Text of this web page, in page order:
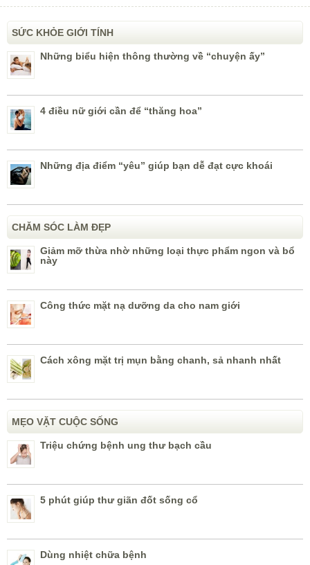
SỨC KHỎE GIỚI TÍNH
Những biểu hiện thông thường về “chuyện ấy”
4 điều nữ giới cần để “thăng hoa”
Những địa điểm “yêu” giúp bạn dễ đạt cực khoái
CHĂM SÓC LÀM ĐẸP
Giảm mỡ thừa nhờ những loại thực phẩm ngon và bổ
này
Công thức mặt nạ dưỡng da cho nam giới
Cách xông mặt trị mụn bằng chanh, sả nhanh nhất
MẸO VẶT CUỘC SỐNG
Triệu chứng bệnh ung thư bạch cầu
5 phút giúp thư giãn đốt sống cổ
Dùng nhiệt chữa bệnh